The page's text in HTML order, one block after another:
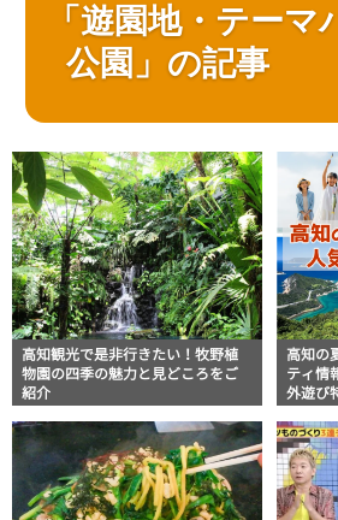
「遊園地・テーマ
公園」の記事
高知観光で是非行きたい！牧野植
物園の四季の魅力と見どころをご
紹介
高知の
ティ情
外遊び